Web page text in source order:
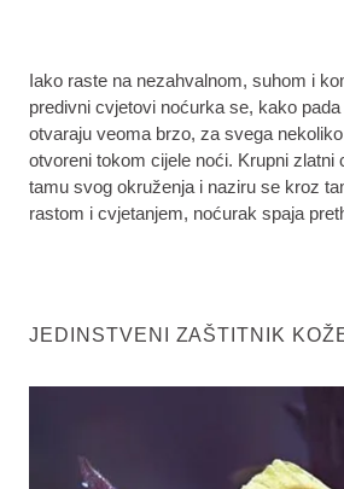
Iako raste na nezahvalnom, suhom i
predivni cvjetovi noćurka se, kako
otvaraju veoma brzo, za svega
otvoreni tokom cijele noći. Krupni zlatni
tamu svog okruženja i naziru se kroz
rastom i cvjetanjem, noćurak spaja
JEDINSTVENI ZAŠTITNIK